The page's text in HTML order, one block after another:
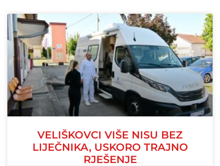
VELIŠKOVCI VIŠE NISU BEZ
LIJEČNIKA, USKORO TRAJNO
RJEŠENJE